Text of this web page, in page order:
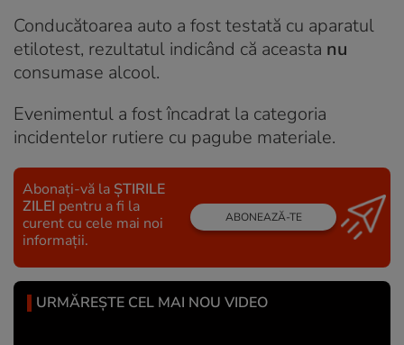
Conducătoarea auto a fost testată cu aparatul
etilotest, rezultatul indicând că aceasta nu
consumase alcool.
Evenimentul a fost încadrat la categoria
incidentelor rutiere cu pagube materiale.
Abonați-vă la ȘTIRILE
ZILEI pentru a fi la
curent cu cele mai noi
informații.
ABONEAZĂ-TE
URMĂREȘTE CEL MAI NOU VIDEO